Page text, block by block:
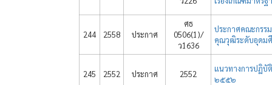
244 2558 ประกาศ
ศธ
0506(1)/
ว1636
ประกาศคณะกรร
คุณวุฒิระดับอุดม
245 2552 ประกาศ 2552
แนวทางการปฏิ
๒๕๕๒